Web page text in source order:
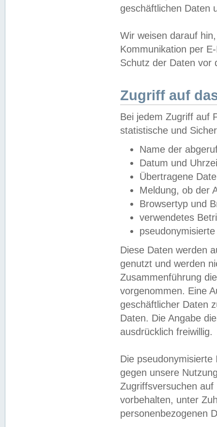
geschäftlichen Daten
Wir weisen darauf
Kommunikation per
Schutz der Daten vor
Zugriff auf
Bei jedem Zugriff auf
statistische und
Name der
Datum und
Übertragene
Meldung, ob der
Browsertyp und
verwendetes
Diese Daten werden
genutzt und werden
Zusammenführung
vorgenommen. Eine
geschäftlicher Daten
Daten. Die Angabe
ausdrücklich freiwillig.
Die
gegen unsere
Zugriffsversuchen
vorbehalten, unter
personenbezogenen